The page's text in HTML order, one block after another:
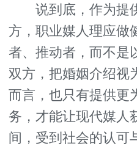
说到底，作为提
方，职业媒人理应做
者、推动者，而不是
双方，把婚姻介绍视
而言，也只有提供更
务，才能让现代媒人
间，受到社会的认可